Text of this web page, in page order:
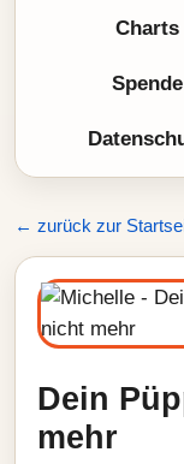
Charts
Spende
← zurück zur
Dein
mehr